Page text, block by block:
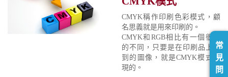
CMYK稱作印刷色彩模式，顧
名思義就是用來印刷的。
CMYK和RGB相比有一個很大
的不同，只要是在印刷品上看
到的圖像，就是CMYK模式表
現的。
常
見
問